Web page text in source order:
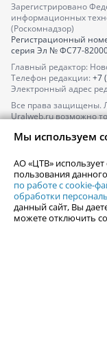
Зарегистрировано
информационных
(Роскомнадзор)
Регистрационный
серия Эл № ФС77-
Главный редактор:
Телефон редакции: +7
Электронный адрес
Все права защищены.
Uralweb.ru возможно
По вопросам
По вопросам
afisha@uralweb.ru
Пользовательское
Политика АО «ЦТВ» в
Мы используем
АО «ЦТВ»
пользования
по работе с cookie-
обработки
данный сайт, Вы
можете отключить